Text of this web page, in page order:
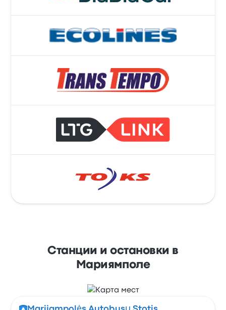
Станции и остановки в
Мариямполе